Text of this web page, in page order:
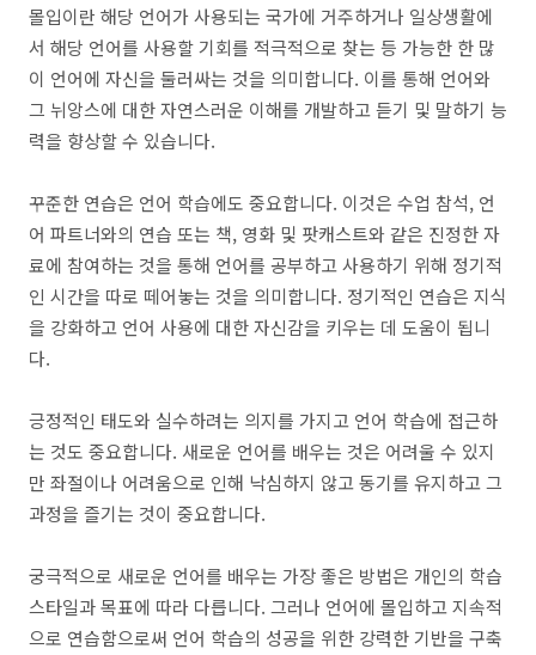
몰입이란 해당 언어가 사용되는 국가에 거주하거나 일상생활에
서 해당 언어를 사용할 기회를 적극적으로 찾는 등 가능한 한 많
이 언어에 자신을 둘러싸는 것을 의미합니다. 이를 통해 언어와
그 뉘앙스에 대한 자연스러운 이해를 개발하고 듣기 및 말하기 능
력을 향상할 수 있습니다.
꾸준한 연습은 언어 학습에도 중요합니다. 이것은 수업 참석, 언
어 파트너와의 연습 또는 책, 영화 및 팟캐스트와 같은 진정한 자
료에 참여하는 것을 통해 언어를 공부하고 사용하기 위해 정기적
인 시간을 따로 떼어놓는 것을 의미합니다. 정기적인 연습은 지식
을 강화하고 언어 사용에 대한 자신감을 키우는 데 도움이 됩니
다.
긍정적인 태도와 실수하려는 의지를 가지고 언어 학습에 접근하
는 것도 중요합니다. 새로운 언어를 배우는 것은 어려울 수 있지
만 좌절이나 어려움으로 인해 낙심하지 않고 동기를 유지하고 그
과정을 즐기는 것이 중요합니다.
궁극적으로 새로운 언어를 배우는 가장 좋은 방법은 개인의 학습
스타일과 목표에 따라 다릅니다. 그러나 언어에 몰입하고 지속적
으로 연습함으로써 언어 학습의 성공을 위한 강력한 기반을 구축